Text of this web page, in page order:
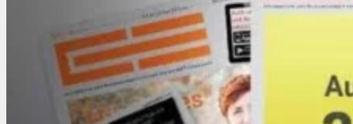
MHP macht das Rennen
1. April 2013
Eine unabhängige Jury hat auf der CeBIT in Hannover die
von Hana. Ins Ziel haben es 24 SAP-Partner geschafft.
Beitrag lesen